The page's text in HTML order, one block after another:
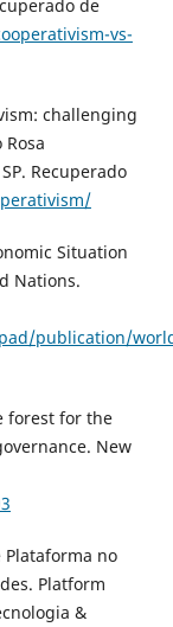
de
vs-
challenging
Recuperado
Situation
Nations.
publication/
forest for the
New
Plataforma no
Platform
&